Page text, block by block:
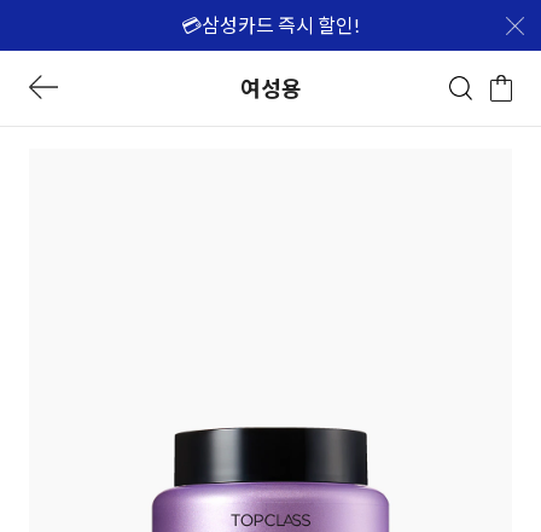
💳삼성카드 즉시 할인!
여성용